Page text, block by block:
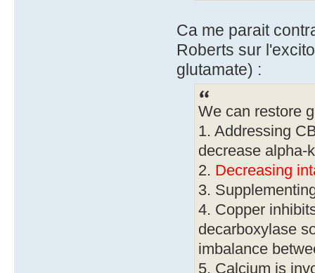
Ca me parait
Roberts sur
glutamate) :
We can restore
1. Addressing
decrease alpha-
2. Decreasing
3.
4. Copper
decarboxylase
imbalance
5. Calcium is